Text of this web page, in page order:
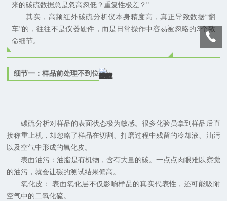
来的碳硫数据总是忽高忽低？重复性极差？"
其实，高频红外碳硫分析仪本身精度高，真正导致数据“翻
车"的，往往不是仪器硬件，而是日常操作中容易被忽略的3个致
命细节。
细节一：样品前处理不到位
碳硫分析对样品的表面状态极为敏感。很多化验员拿到样品后直
接称重上机，却忽略了样品在切割、打磨过程中残留的冷却液、油污
以及空气中形成的氧化皮。
表面油污：油脂是有机物，含有大量的碳。一点点肉眼难以察觉
的油污，就会让碳的测试结果偏高。
氧化皮： 表面氧化层不仅影响样品的真实代表性，还可能吸附
空气中的二氧化硫。